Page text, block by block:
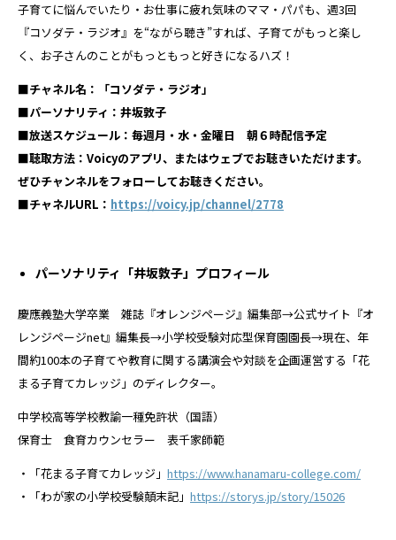
子育てに悩んでいたり・お仕事に疲れ気味のママ・パパも、週3回
『コソダテ・ラジオ』を“ながら聴き”すれば、子育てがもっと楽し
く、お子さんのことがもっともっと好きになるハズ！
■チャネル名：「コソダテ・ラジオ」
■パーソナリティ：井坂敦子
■放送スケジュール：毎週月・水・金曜日 朝６時配信予定
■聴取方法：Voicyのアプリ、またはウェブでお聴きいただけます。
ぜひチャンネルをフォローしてお聴きください。
■チャネルURL： https://voicy.jp/channel/2778
パーソナリティ「井坂敦子」プロフィール
慶應義塾大学卒業 雑誌『オレンジページ』編集部→公式サイト『オ
レンジページnet』編集長→小学校受験対応型保育園園長→現在、年
間約100本の子育てや教育に関する講演会や対談を企画運営する「花
まる子育てカレッジ」のディレクター。
中学校高等学校教諭一種免許状（国語）
保育士 食育カウンセラー 表千家師範
・「花まる子育てカレッジ」 https://www.hanamaru-college.com/
・「わが家の小学校受験顛末記」 https://storys.jp/story/15026